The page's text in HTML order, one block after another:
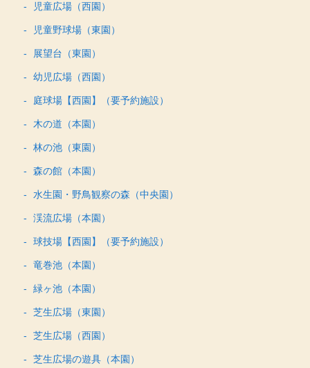
児童広場（西園）
児童野球場（東園）
展望台（東園）
幼児広場（西園）
庭球場【西園】（要予約施設）
木の道（本園）
林の池（東園）
森の館（本園）
水生園・野鳥観察の森（中央園）
渓流広場（本園）
球技場【西園】（要予約施設）
竜巻池（本園）
緑ヶ池（本園）
芝生広場（東園）
芝生広場（西園）
芝生広場の遊具（本園）